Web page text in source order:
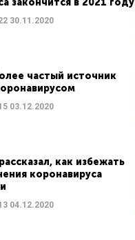
закончится в 2021 году
30.11.2020
частый источник
03.12.2020
как избежать
коронавируса
04.12.2020